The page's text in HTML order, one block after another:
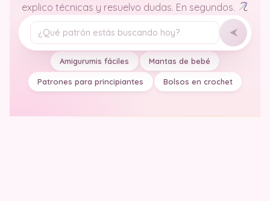
explico técnicas y resuelvo dudas. En segundos.
Tu pregunta
Amigurumis fáciles Mantas de bebé
Patrones para principiantes Bolsos en crochet